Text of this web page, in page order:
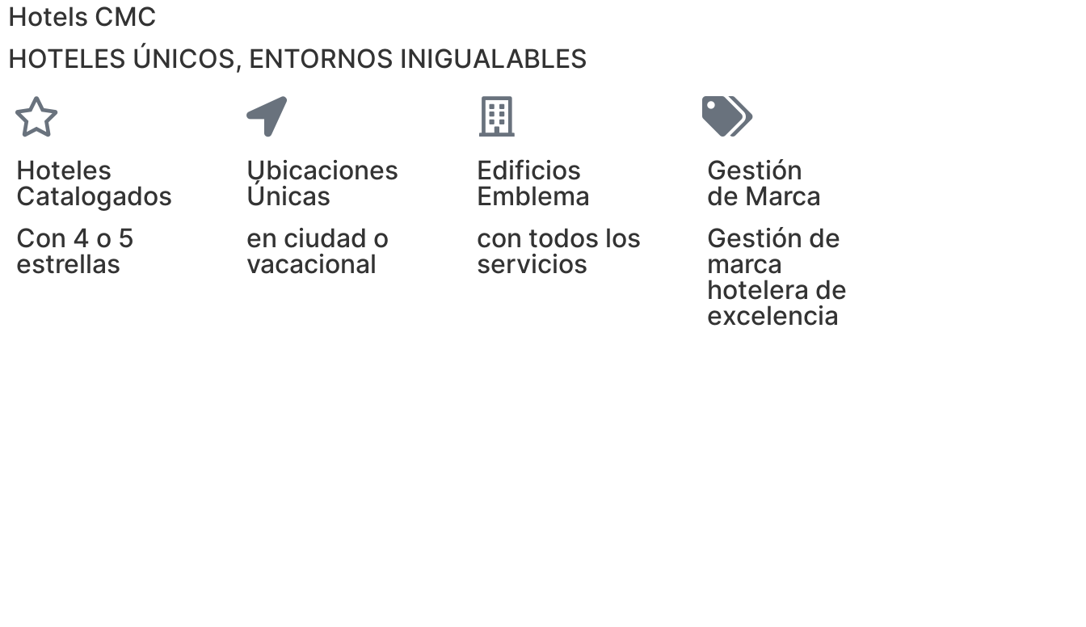
Hotels CMC
HOTELES ÚNICOS, ENTORNOS INIGUALABLES
Hoteles
Catalogados
Con 4 o 5
estrellas
Ubicaciones
Únicas
en ciudad o
vacacional
Edificios
Emblema
con todos los
servicios
Gestión
de Marca
Gestión de
marca
hotelera de
excelencia